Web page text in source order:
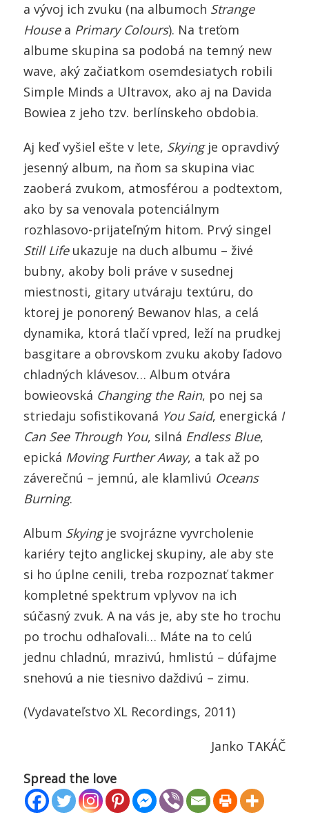
a vývoj ich zvuku (na albumoch Strange
Housea Primary Colours). Na treťom
albume skupina sa podobá na temný new
wave, aký začiatkom osemdesiatych robili
Simple Minds a Ultravox, ako aj na Davida
Bowiea z jeho tzv. berlínskeho obdobia.
Aj keď vyšiel ešte v lete, Skyingje opravdivý
jesenný album, na ňom sa skupina viac
zaoberá zvukom, atmosférou a podtextom,
ako by sa venovala potenciálnym
rozhlasovo-prijateľným hitom. Prvý singel
Still Lifeukazuje na duch albumu – živé
bubny, akoby boli práve v susednej
miestnosti, gitary utváraju textúru, do
ktorej je ponorený Bewanov hlas, a celá
dynamika, ktorá tlačí vpred, leží na prudkej
basgitare a obrovskom zvuku akoby ľadovo
chladných klávesov… Album otvára
bowieovská Changing the Rain, po nej sa
striedaju sofistikovaná You Said, energická I
Can See Through You, silná Endless Blue,
epická Moving Further Away, a tak až po
záverečnú – jemnú, ale klamlivú Oceans
Burning.
Album Skyingje svojrázne vyvrcholenie
kariéry tejto anglickej skupiny, ale aby ste
si ho úplne cenili, treba rozpoznať takmer
kompletné spektrum vplyvov na ich
súčasný zvuk. A na vás je, aby ste ho trochu
po trochu odhaľovali… Máte na to celú
jednu chladnú, mrazivú, hmlistú – dúfajme
snehovú a nie tiesnivo daždivú – zimu.
(Vydavateľstvo XL Recordings, 2011)
Janko TAKÁČ
Spread the love